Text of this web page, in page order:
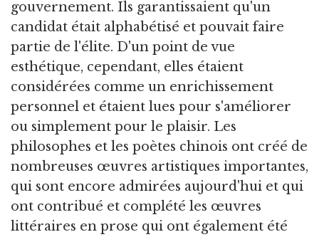
gouvernement. Ils garantissaient qu'un
candidat était alphabétisé et pouvait faire
partie de l'élite. D'un point de vue
esthétique, cependant, elles étaient
considérées comme un enrichissement
personnel et étaient lues pour s'améliorer
ou simplement pour le plaisir. Les
philosophes et les poètes chinois ont créé de
nombreuses œuvres artistiques importantes,
qui sont encore admirées aujourd'hui et qui
ont contribué et complété les œuvres
littéraires en prose qui ont également été